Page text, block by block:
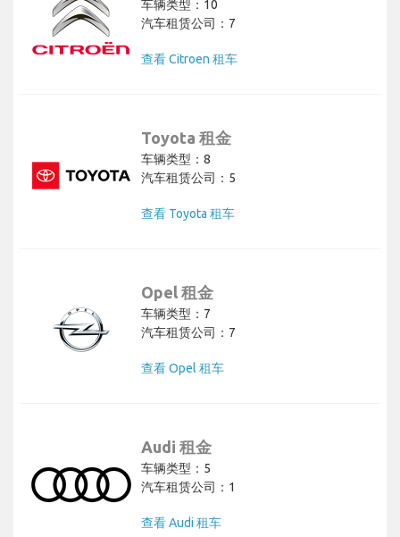
车辆类型：10
汽车租赁公司：7
查看 Citroen 租车
Toyota 租金
车辆类型：8
汽车租赁公司：5
查看 Toyota 租车
Opel 租金
车辆类型：7
汽车租赁公司：7
查看 Opel 租车
Audi 租金
车辆类型：5
汽车租赁公司：1
查看 Audi 租车